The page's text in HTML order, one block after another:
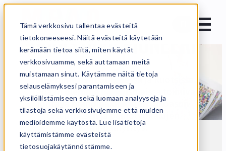
Tämä verkkosivu tallentaa evästeitä
tietokoneeseesi. Näitä evästeitä käytetään
kerämään tietoa siitä, miten käytät
verkkosivuamme, sekä auttamaan meitä
muistamaan sinut. Käytämme näitä tietoja
selauselämyksesi parantamiseen ja
yksilöllistämiseen sekä luomaan analyyseja ja
tilastoja sekä verkkosivujemme että muiden
medioidemme käytöstä. Lue lisätietoja
käyttämistämme evästeistä
tietosuojakäytännöstämme.
Fleksopainoalaa
uudistava pioneeri
Juuremme ovat Suomessa ja Ruotsissa.
Tänään olemme pohjoismaissa toimiva
johtava brändipakkausten ulkoasun
toteutuksen ja painotyökalujen
kumppaniyritys.
Etusivu Tarinamme